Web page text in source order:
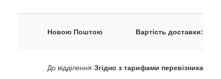
Новою Поштою Вартість доставки:
До відділення Згідно з тарифами перевізника